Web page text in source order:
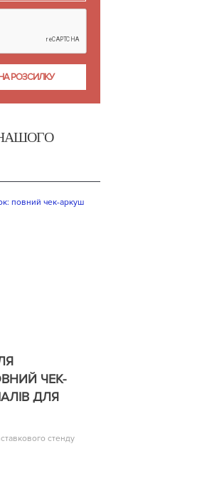
ЧЕК-
ДЛЯ
стенду